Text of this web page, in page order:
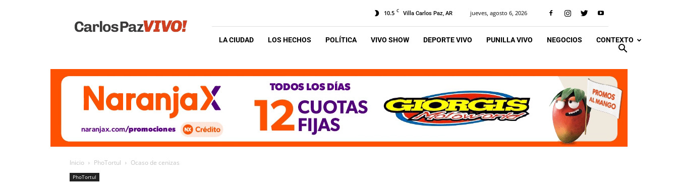
Vivo
10.5 C Villa Carlos Paz, AR jueves, agosto 6, 2026
LA CIUDAD LOS HECHOS POLÍTICA VIVO SHOW DEPORTE VIVO PUNILLA VIVO NEGOCIOS CONTEXTO
Inicio PhoTortul Ocaso de cenizas
PhoTortul